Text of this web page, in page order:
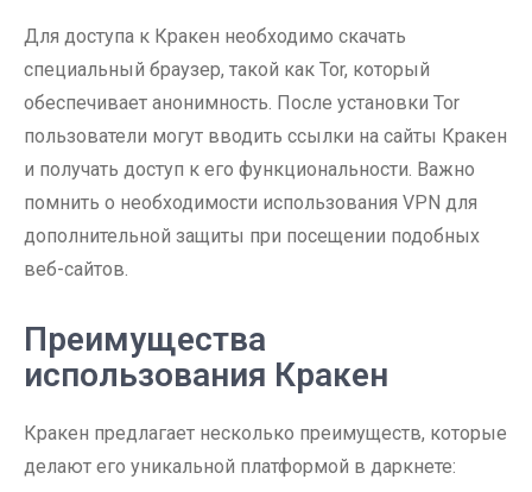
Для доступа к Кракен необходимо скачать
специальный браузер, такой как Tor, который
обеспечивает анонимность. После установки Tor
пользователи могут вводить ссылки на сайты Кракен
и получать доступ к его функциональности. Важно
помнить о необходимости использования VPN для
дополнительной защиты при посещении подобных
веб-сайтов.
Преимущества
использования Кракен
Кракен предлагает несколько преимуществ, которые
делают его уникальной платформой в даркнете: